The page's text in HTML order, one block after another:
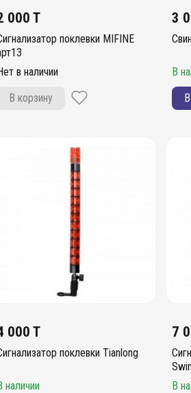
000 T
поклевки MIFINE
в наличии
В корзину
3
В
000 T
поклевки Tianlong
наличии
7
В